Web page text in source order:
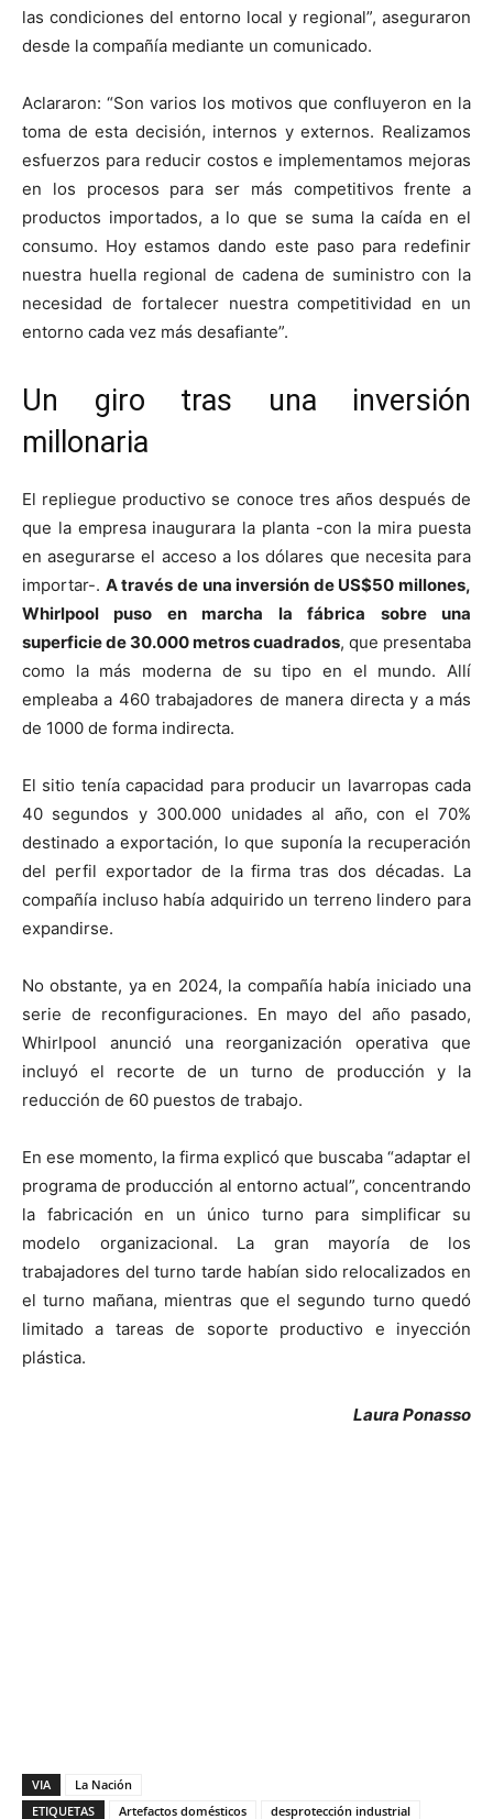
las condiciones del entorno local y regional”, aseguraron
desde la compañía mediante un comunicado.
Aclararon: “Son varios los motivos que confluyeron en la
toma de esta decisión, internos y externos. Realizamos
esfuerzos para reducir costos e implementamos mejoras
en los procesos para ser más competitivos frente a
productos importados, a lo que se suma la caída en el
consumo. Hoy estamos dando este paso para redefinir
nuestra huella regional de cadena de suministro con la
necesidad de fortalecer nuestra competitividad en un
entorno cada vez más desafiante”.
Un giro tras una inversión
millonaria
El repliegue productivo se conoce tres años después de
que la empresa inaugurara la planta -con la mira puesta
en asegurarse el acceso a los dólares que necesita para
importar-. A través de una inversión de US$50 millones,
Whirlpool puso en marcha la fábrica sobre una
superficie de 30.000 metros cuadrados, que presentaba
como la más moderna de su tipo en el mundo. Allí
empleaba a 460 trabajadores de manera directa y a más
de 1000 de forma indirecta.
El sitio tenía capacidad para producir un lavarropas cada
40 segundos y 300.000 unidades al año, con el 70%
destinado a exportación, lo que suponía la recuperación
del perfil exportador de la firma tras dos décadas. La
compañía incluso había adquirido un terreno lindero para
expandirse.
No obstante, ya en 2024, la compañía había iniciado una
serie de reconfiguraciones. En mayo del año pasado,
Whirlpool anunció una reorganización operativa que
incluyó el recorte de un turno de producción y la
reducción de 60 puestos de trabajo.
En ese momento, la firma explicó que buscaba “adaptar el
programa de producción al entorno actual”, concentrando
la fabricación en un único turno para simplificar su
modelo organizacional. La gran mayoría de los
trabajadores del turno tarde habían sido relocalizados en
el turno mañana, mientras que el segundo turno quedó
limitado a tareas de soporte productivo e inyección
plástica.
Laura Ponasso
VIA
La Nación
ETIQUETAS
Artefactos domésticos desprotección industrial